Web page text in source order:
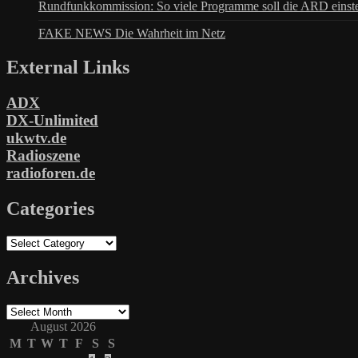
Rundfunkkommission: So viele Programme soll die ARD
FAKE NEWS Die Wahrheit im Netz
External Links
ADX
DX-Unlimited
ukwtv.de
Radioszene
radioforen.de
Categories
Categories
Archives
Archives
August 2026
M T W T F S
S